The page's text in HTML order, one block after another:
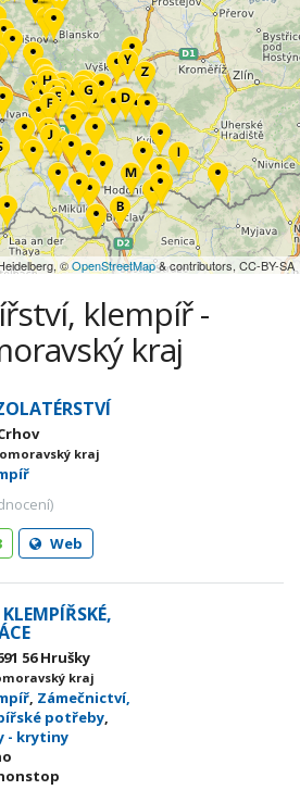
©OpenStreetMap& contributors, CC-BY-SA
klempíř -
kraj
kraj
Web
56 Hrušky
kraj
, Zámečnictví,
potřeby,
- krytiny